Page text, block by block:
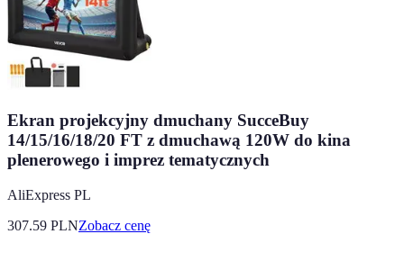
Ekran projekcyjny dmuchany SucceBuy
14/15/16/18/20 FT z dmuchawą 120W do kina
plenerowego i imprez tematycznych
AliExpress PL
307.59 PLNZobacz cenę